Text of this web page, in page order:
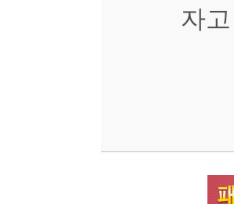
자